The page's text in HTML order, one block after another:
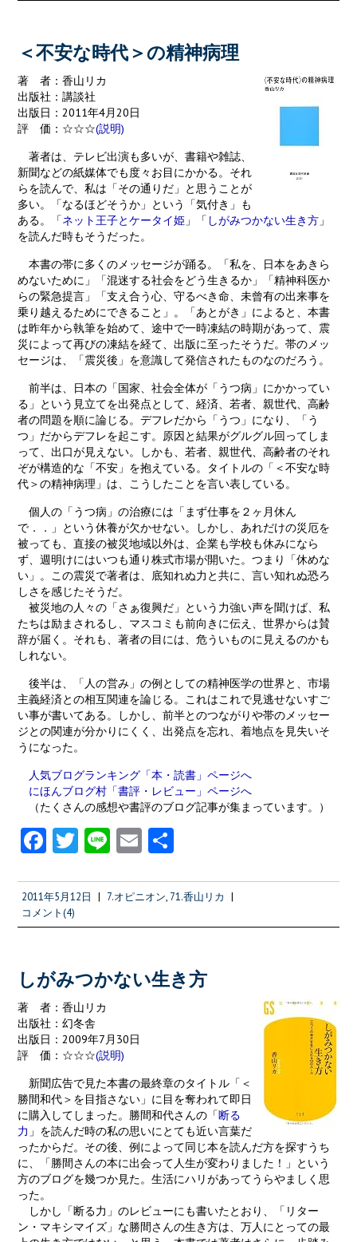
k
＜不安な時代＞の精神病理
著 者：香山リカ
出版社：講談社
出版日：2011年4月20日
評 価：☆☆☆(説明)
著者は、テレビ出演も多いが、書籍や雑誌、
新聞などの紙媒体でも度々お目にかかる。それ
らを読んで、私は「その通りだ」と思うことが
多い。「なるほどそうか」という「気付き」も
ある。「ネット王子とケータイ姫 」「 しがみつかない生き方 」
を読んだ時もそうだった。
本書の帯に多くのメッセージが踊る。「私を、日本をあきら
めないために」「混迷する社会をどう生きるか」「精神科医か
らの緊急提言」「支え合う心、守るべき命、未曾有の出来事を
乗り越えるためにできること」。「あとがき」によると、本書
は昨年から執筆を始めて、途中で一時凍結の時期があって、震
災によって再びの凍結を経て、出版に至ったそうだ。帯のメッ
セージは、「震災後」を意識して発信されたものなのだろう。
前半は、日本の「国家、社会全体が「うつ病」にかかってい
る」という見立てを出発点として、経済、若者、親世代、高齢
者の問題を順に論じる。デフレだから「うつ」になり、「う
つ」だからデフレを起こす。原因と結果がグルグル回ってしま
って、出口が見えない。しかも、若者、親世代、高齢者のそれ
ぞが構造的な「不安」を抱えている。タイトルの「＜不安な時
代＞の精神病理」は、こうしたことを言い表している。
個人の「うつ病」の治療には「まず仕事を２ヶ月休ん
で．．」という休養が欠かせない。しかし、あれだけの災厄を
被っても、直接の被災地域以外は、企業も学校も休みになら
ず、週明けにはいつも通り株式市場が開いた。つまり「休めな
い」。この震災で著者は、底知れぬ力と共に、言い知れぬ恐ろ
しさを感じたそうだ。
被災地の人々の「さぁ復興だ」という力強い声を聞けば、私
たちは励まされるし、マスコミも前向きに伝え、世界からは賛
辞が届く。それも、著者の目には、危ういものに見えるのかも
しれない。
後半は、「人の営み」の例としての精神医学の世界と、市場
主義経済との相互関連を論じる。これはこれで見逃せないすご
い事が書いてある。しかし、前半とのつながりや帯のメッセー
ジとの関連が分かりにくく、出発点を忘れ、着地点を見失いそ
うになった。
人気ブログランキング「本・読書」ページへ
にほんブログ村「書評・レビュー」ページへ
（たくさんの感想や書評のブログ記事が集まっています。）
Fa
b
o
k
T
itt
Li
e
E
ai
2011年5月12日 | 7.オピニオン, 71.香山リカ |
コメント(4)
しがみつかない生き方
著 者：香山リカ
出版社：幻冬舎
出版日：2009年7月30日
評 価：☆☆☆(説明)
新聞広告で見た本書の最終章のタイトル「＜
勝間和代＞を目指さない」に目を奪われて即日
に購入してしまった。勝間和代さんの「断る
力 」を読んだ時の私の思いにとても近い言葉だ
ったからだ。その後、例によって同じ本を読んだ方を探すうち
に、「勝間さんの本に出会って人生が変わりました！」という
方のブログを幾つか見た。生活にハリがあってうらやましく思
った。
しかし「断る力」のレビューにも書いたとおり、「リター
ン・マキシマイズ」な勝間さんの生き方は、万人にとっての最